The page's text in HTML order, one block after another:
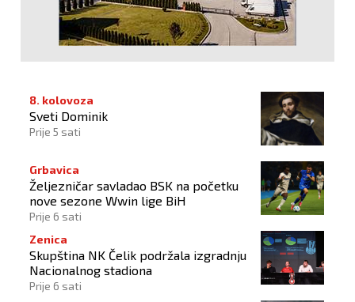
8. kolovoza
Sveti Dominik
Prije 5 sati
Grbavica
Željezničar savladao BSK na početku
nove sezone Wwin lige BiH
Prije 6 sati
Zenica
Skupština NK Čelik podržala izgradnju
Nacionalnog stadiona
Prije 6 sati